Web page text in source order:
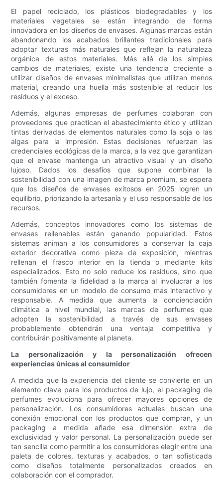
El papel reciclado, los plásticos biodegradables y los
materiales vegetales se están integrando de forma
innovadora en los diseños de envases. Algunas marcas están
abandonando los acabados brillantes tradicionales para
adoptar texturas más naturales que reflejan la naturaleza
orgánica de estos materiales. Más allá de los simples
cambios de materiales, existe una tendencia creciente a
utilizar diseños de envases minimalistas que utilizan menos
material, creando una huella más sostenible al reducir los
residuos y el exceso.
Además, algunas empresas de perfumes colaboran con
proveedores que practican el abastecimiento ético y utilizan
tintas derivadas de elementos naturales como la soja o las
algas para la impresión. Estas decisiones refuerzan las
credenciales ecológicas de la marca, a la vez que garantizan
que el envase mantenga un atractivo visual y un diseño
lujoso. Dados los desafíos que supone combinar la
sostenibilidad con una imagen de marca premium, se espera
que los diseños de envases exitosos en 2025 logren un
equilibrio, priorizando la artesanía y el uso responsable de los
recursos.
Además, conceptos innovadores como los sistemas de
envases rellenables están ganando popularidad. Estos
sistemas animan a los consumidores a conservar la caja
exterior decorativa como pieza de exposición, mientras
rellenan el frasco interior en la tienda o mediante kits
especializados. Esto no solo reduce los residuos, sino que
también fomenta la fidelidad a la marca al involucrar a los
consumidores en un modelo de consumo más interactivo y
responsable. A medida que aumenta la concienciación
climática a nivel mundial, las marcas de perfumes que
adopten la sostenibilidad a través de sus envases
probablemente obtendrán una ventaja competitiva y
contribuirán positivamente al planeta.
La personalización y la personalización ofrecen
experiencias únicas al consumidor
A medida que la experiencia del cliente se convierte en un
elemento clave para los productos de lujo, el packaging de
perfumes evoluciona para ofrecer mayores opciones de
personalización. Los consumidores actuales buscan una
conexión emocional con los productos que compran, y un
packaging a medida añade esa dimensión extra de
exclusividad y valor personal. La personalización puede ser
tan sencilla como permitir a los consumidores elegir entre una
paleta de colores, texturas y acabados, o tan sofisticada
como diseños totalmente personalizados creados en
colaboración con el comprador.